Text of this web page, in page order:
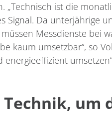
„Technisch ist die
Signal. Da
Messdienste bei
kaum umsetzbar“, so
um